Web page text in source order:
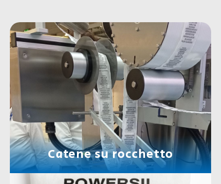
Catene su rocchetto